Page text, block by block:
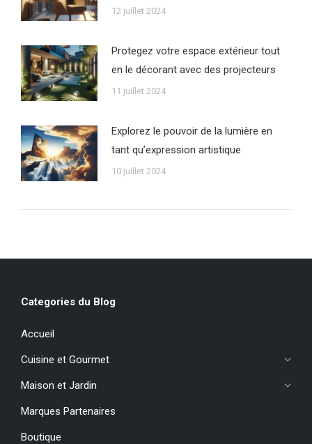
12 juillet 2024
Protegez votre espace extérieur tout
en le décorant avec des projecteurs
11 juillet 2024
Explorez le pouvoir de la lumière en
tant qu’expression artistique
10 juillet 2024
Categories du Blog
Accueil
Cuisine et Gourmet
Maison et Jardin
Marques Partenaires
Boutique